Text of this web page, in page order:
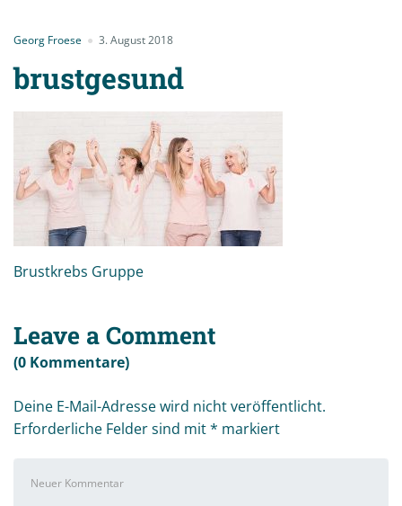
Georg Froese 3. August 2018
brustgesund
Brustkrebs Gruppe
Leave a Comment
(0 Kommentare)
Deine E-Mail-Adresse wird nicht veröffentlicht.
Erforderliche Felder sind mit* markiert
Kommentar*